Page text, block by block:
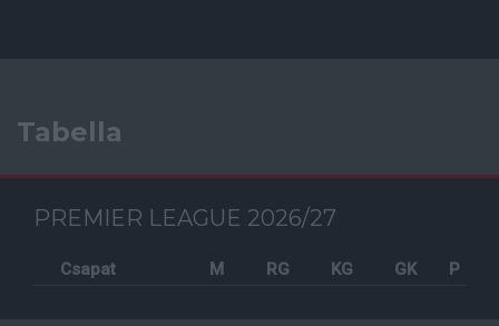
Tabella
PREMIER LEAGUE 2026/27
Csapat M RG KG GK P